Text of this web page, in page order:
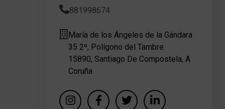
881998674
María de los Ángeles de la Gándara
35 2º, Polígono del Tambre
15890, Santiago De Compostela, A
Coruña